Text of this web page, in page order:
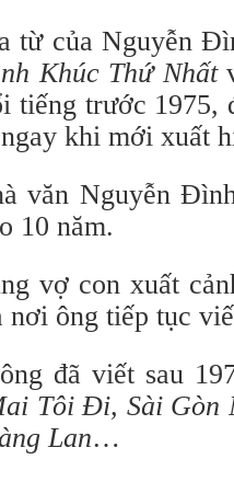
từ của Nguyễn
Khúc Thứ Nhất
trước 1975,
khi mới xuất
văn Nguyễn
10 năm.
vợ con xuất
ông tiếp tục
đã viết sau
Tôi Đi, Sài Gòn
Lan…